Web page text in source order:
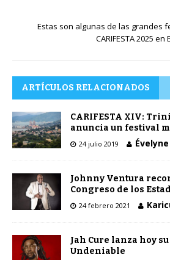
Estas son algunas de las grandes
CARIFESTA 2025
ARTÍCULOS RELACIONADOS
CARIFESTA XIV:
anuncia un festival
24 julio 2019
Johnny Ventura
Congreso de los
24 febrero 2021
Jah Cure lanza hoy
Undeniable